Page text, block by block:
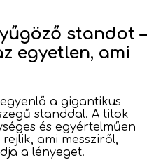
standot –
egyetlen, ami
a gigantikus
standdal. A titok
és egyértelműen
ami messziről,
a lényeget.